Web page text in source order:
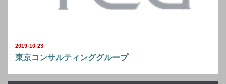
2019-10-23
東京コンサルティンググループ